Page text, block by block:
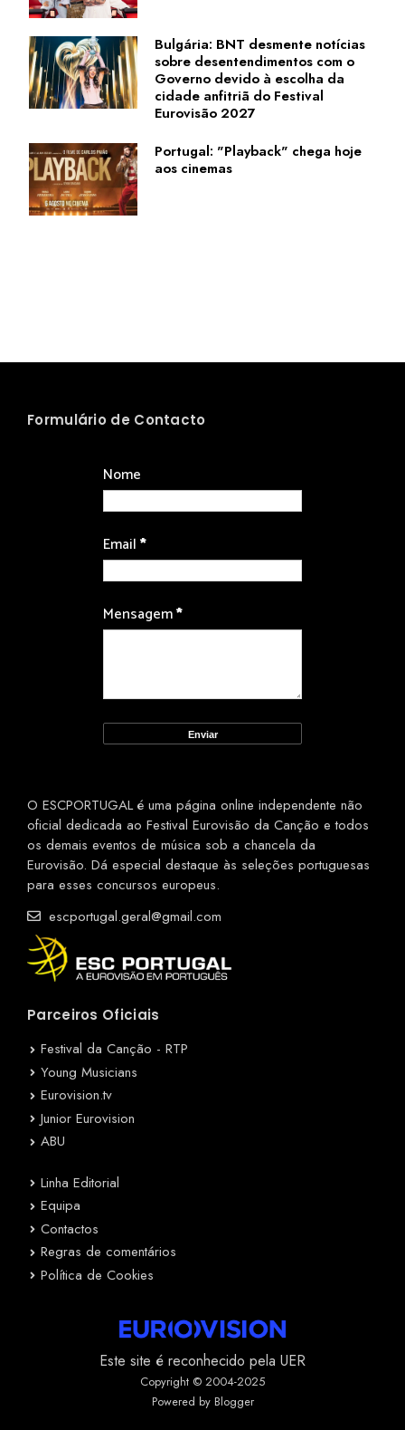
Bulgária: BNT desmente notícias
sobre desentendimentos com o
Governo devido à escolha da
cidade anfitriã do Festival
Eurovisão 2027
Portugal: "Playback" chega hoje
aos cinemas
Formulário de Contacto
Nome
Email*
Mensagem*
O ESCPORTUGAL é uma página online independente não
oficial dedicada ao Festival Eurovisão da Canção e todos
os demais eventos de música sob a chancela da
Eurovisão. Dá especial destaque às seleções portuguesas
para esses concursos europeus.
escportugal.geral@gmail.com
Parceiros Oficiais
Festival da Canção - RTP
Young Musicians
Eurovision.tv
Junior Eurovision
ABU
Linha Editorial
Equipa
Contactos
Regras de comentários
Política de Cookies
Este site é reconhecido pela UER
Copyright © 2004-2025
Powered by Blogger